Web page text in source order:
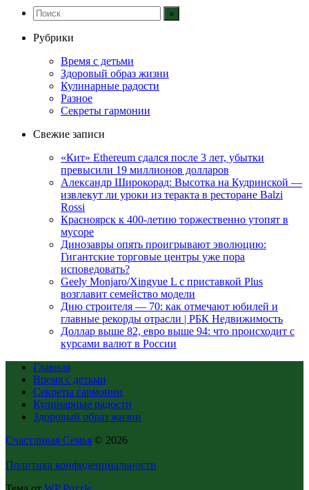
Рубрики
Время с детьми
Здоровый образ жизни
Кулинарные радости
Разное
Секреты гармонии
Свежие записи
«Кит» Ethereum сдался после 3 лет, убытки
превысили 19 миллионов долларов
Александр Широкорад: Высотка на Кудринской —
извлекут ли уроки из теракта в ресторане Balzi
Rossi
Красноярск к 400-летию торжественно утопят в
мусоре
Динозавры опять проигрывают эволюцию:
Гигантские торговые центры уже пора
исповедовать?
Geely Monjaro/Xingyue L с приставкой Plus
возглавит семейство модели
Дню строителя — 70: как отмечают юбилей и
главные рекорды отрасли | РБК Недвижимость
Доллар выше 82, евро выше 94: что происходит с
курсами валют в России
Главная
Время с детьми
Секреты гармонии
Кулинарные радости
Здоровый образ жизни
Счастливая Семья © 2026
Политика конфиденциальности